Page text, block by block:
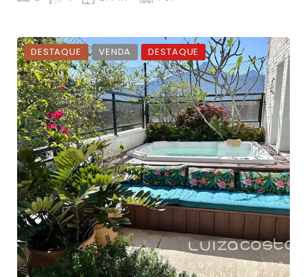
DESTAQUE VENDA DESTAQUE